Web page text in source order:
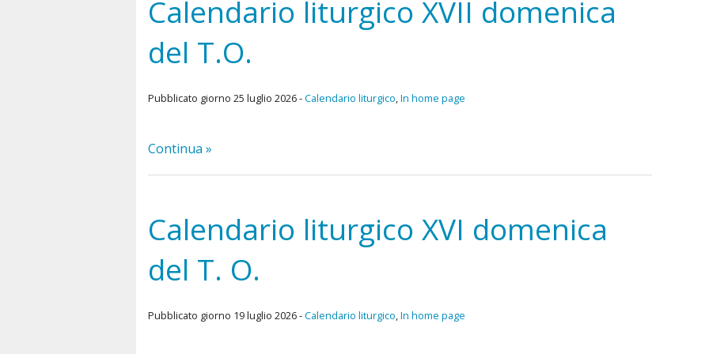
Calendario liturgico XVII domenica
del T.O.
Pubblicato giorno 25 luglio 2026 -Calendario liturgico,In home page
Continua »
Calendario liturgico XVI domenica
del T. O.
Pubblicato giorno 19 luglio 2026 -Calendario liturgico,In home page